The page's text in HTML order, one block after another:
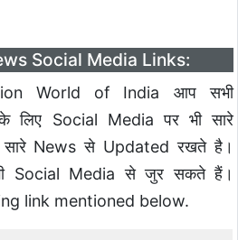
Social Media Links:
World of India आप सभी
लिए Social Media पर भी सारे
News से Updated रखते है।
Social Media से जुर सकते हैं।
link mentioned below.